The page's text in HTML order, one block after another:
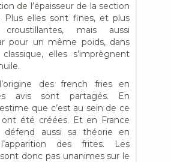
de l’épaisseur de la section
Plus elles sont fines, et plus
mais aussi
pour un même poids, dans
elles s’imprègnent
des french fries en
avis sont partagés. En
que c’est au sein de ce
ont été créées. Et en France
aussi sa théorie en
des frites. Les
donc pas unanimes sur le